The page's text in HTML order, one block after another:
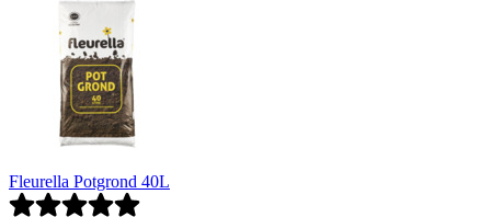
Fleurella Potgrond 40L